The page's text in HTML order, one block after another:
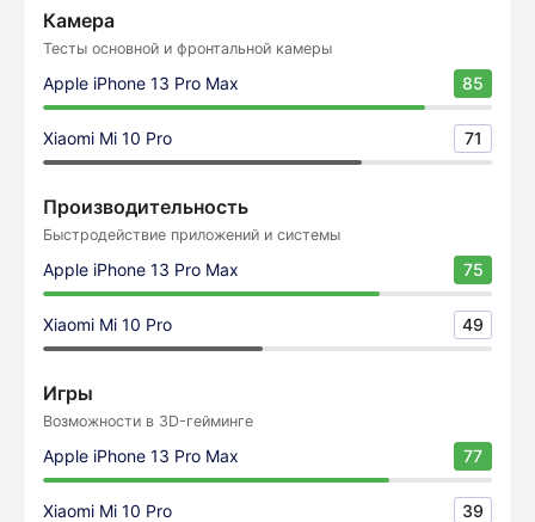
Камера
Тесты основной и фронтальной камеры
Apple iPhone 13 Pro Max 85
Xiaomi Mi 10 Pro 71
Производительность
Быстродействие приложений и системы
Apple iPhone 13 Pro Max 75
Xiaomi Mi 10 Pro 49
Игры
Возможности в 3D-гейминге
Apple iPhone 13 Pro Max 77
Xiaomi Mi 10 Pro 39